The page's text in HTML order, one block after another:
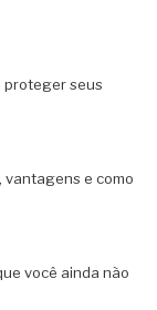
proteger seus
vantagens e como
você ainda não